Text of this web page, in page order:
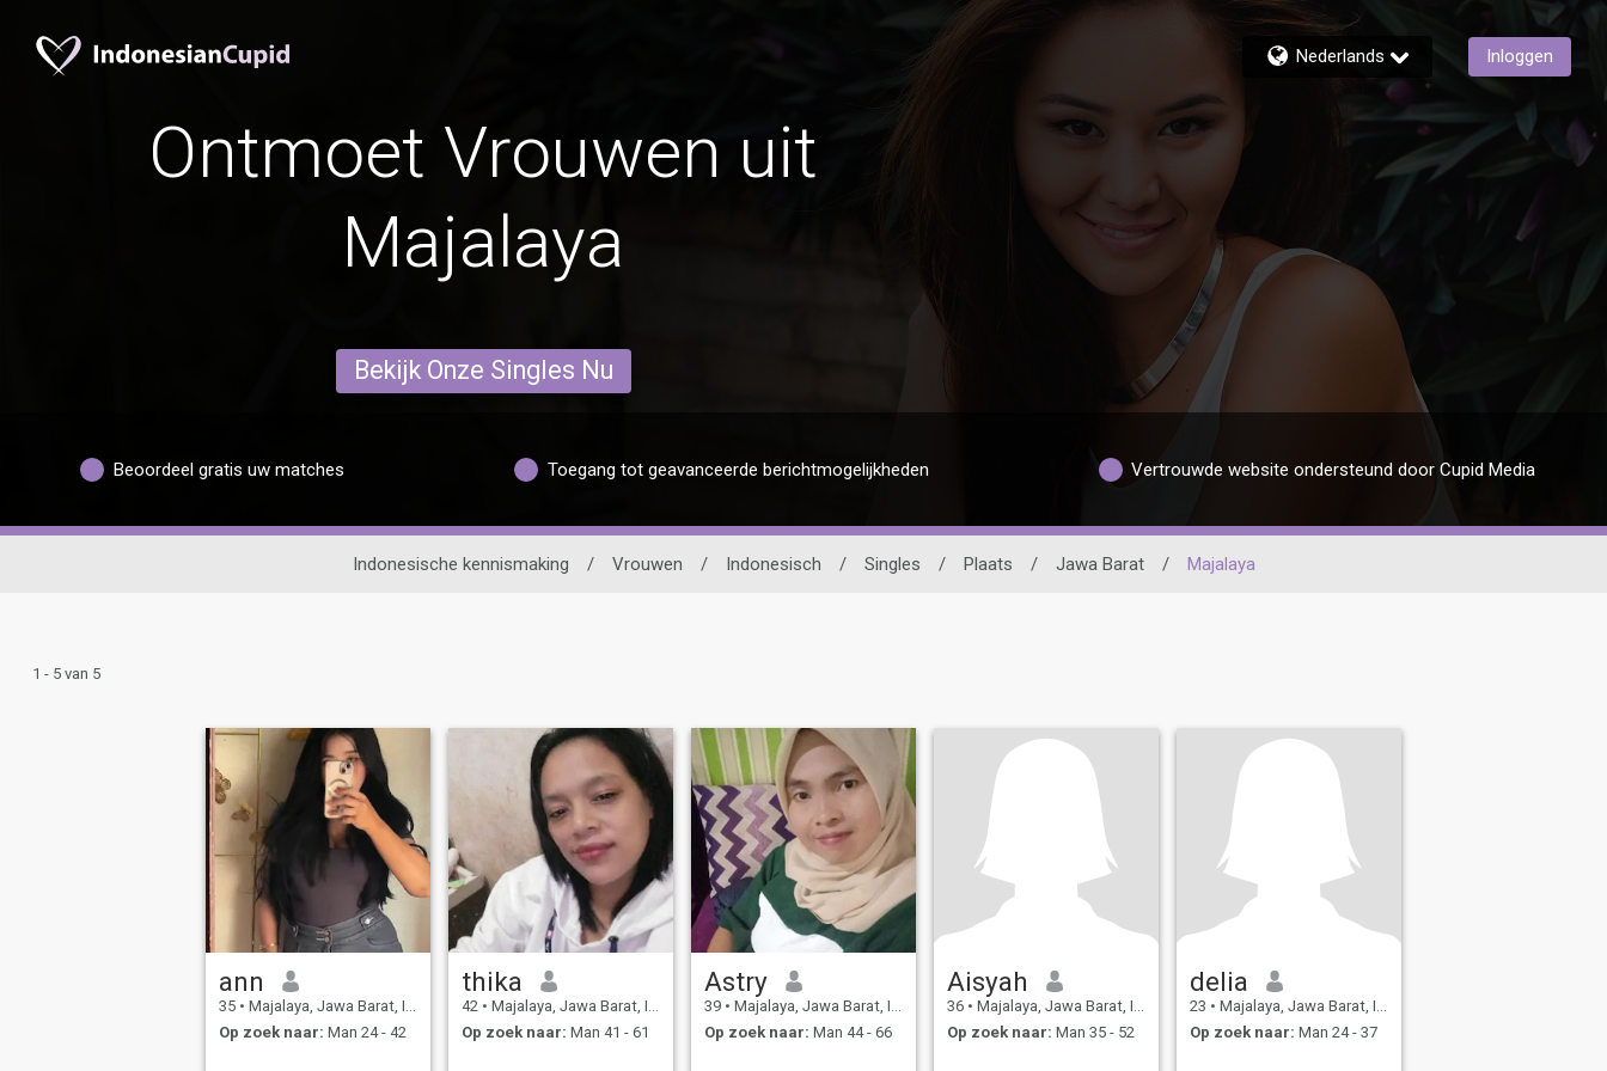
Nederlands Inloggen
Ontmoet Vrouwen uit
Majalaya
Bekijk Onze Singles Nu
Beoordeel gratis uw matches Toegang tot geavanceerde berichtmogelijkheden Vertrouwde website ondersteund door Cupid Media
Indonesische kennismaking / Vrouwen / Indonesisch / Singles / Plaats / Jawa Barat / Majalaya
1 - 5 van 5
ann
35 • Majalaya, Jawa Barat, Indonesië
Op zoek naar: Man 24 - 42
thika
42 • Majalaya, Jawa Barat, Indonesië
Op zoek naar: Man 41 - 61
Astry
39 • Majalaya, Jawa Barat, Indonesië
Op zoek naar: Man 44 - 66
Aisyah
36 • Majalaya, Jawa Barat, Indonesië
Op zoek naar: Man 35 - 52
delia
23 • Majalaya, Jawa Barat, Indonesië
Op zoek naar: Man 24 - 37